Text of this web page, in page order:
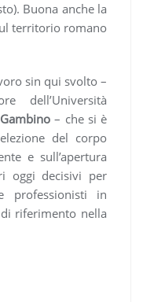
Buona anche la
territorio romano
sin qui svolto –
dell’Università
– che si è
del corpo
e sull’apertura
oggi decisivi per
professionisti in
riferimento nella